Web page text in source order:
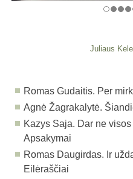
Juliaus
Romas Gudaitis. Per
Agnė Žagrakalytė.
Kazys Saja. Dar ne
Apsakymai
Romas Daugirdas. Ir
Eilėraščiai